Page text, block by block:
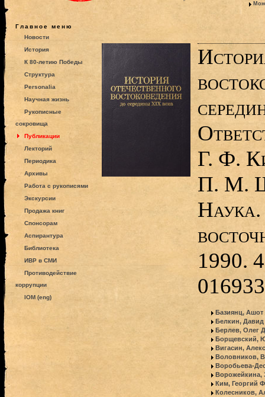
Главное меню
Новости
История
К 80-летию Победы
Структура
Personalia
Научная жизнь
Рукописные
сокровища
Публикации
Лекторий
Периодика
Архивы
Работа с рукописями
Экскурсии
Продажа книг
Спонсорам
Аспирантура
Библиотека
ИВР в СМИ
Противодействие
коррупции
IOM (eng)
Г. Ф.
П. М.
Наука.
1990.
Базиянц, Ашот
Белкин, Давид
Берлев, Олег
Борщевский,
Вигасин,
Воловников,
Воробьева-
Ворожейкина,
Ким, Георгий
Колесников,